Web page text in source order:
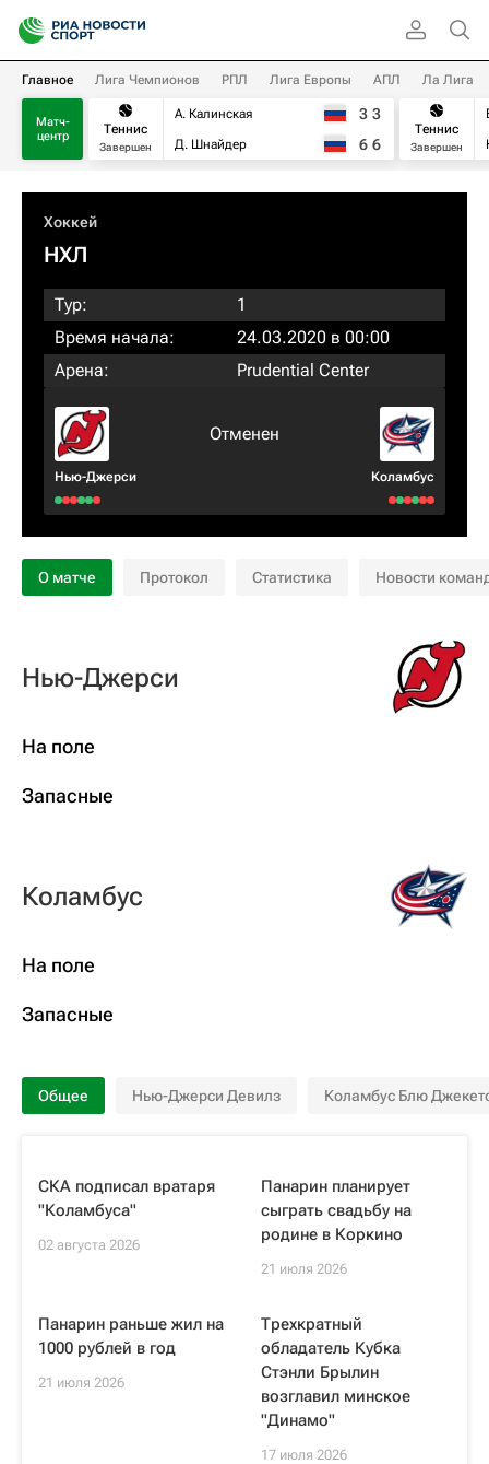
Главное Лига Чемпионов РПЛ Лига Европы АПЛ Ла Лига
Матч-
центр
Теннис
Завершен
А. Калинская
Д. Шнайдер
3 3
6 6
Теннис
Завершен
Хоккей
НХЛ
Тур:
1
Время начала:
24.03.2020 в 00:00
Арена:
Prudential Center
Нью-Джерси
Отменен
Коламбус
О матче Протокол Статистика Новости
Нью-Джерси
На поле
Запасные
Коламбус
На поле
Запасные
Общее Нью-Джерси Девилз Коламбус Блю
СКА подписал вратаря
"Коламбуса"
02 августа 2026
Панарин планирует
сыграть свадьбу на
родине в Коркино
21 июля 2026
Панарин раньше жил на
1000 рублей в год
21 июля 2026
Трехкратный
обладатель Кубка
Стэнли Брылин
возглавил минское
"Динамо"
17 июля 2026